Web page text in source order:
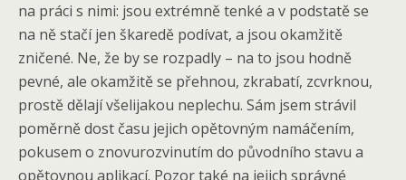
na práci s nimi: jsou extrémně tenké a v podstatě se
na ně stačí jen škaredě podívat, a jsou okamžitě
zničené. Ne, že by se rozpadly – na to jsou hodně
pevné, ale okamžitě se přehnou, zkrabatí, zcvrknou,
prostě dělají všelijakou neplechu. Sám jsem strávil
poměrně dost času jejich opětovným namáčením,
pokusem o znovurozvinutím do původního stavu a
opětovnou aplikací. Pozor také na jejich správné